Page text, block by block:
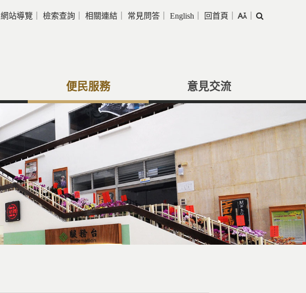
網站導覽 檢索查詢 相關連結 常見問答 English 回首頁
搜
便民服務 意見交流